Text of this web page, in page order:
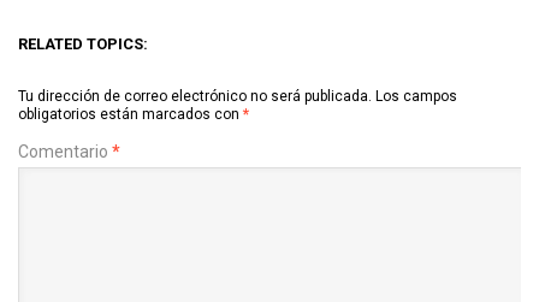
RELATED TOPICS:
Tu dirección de correo electrónico no será publicada. Los campos
obligatorios están marcados con *
Comentario *